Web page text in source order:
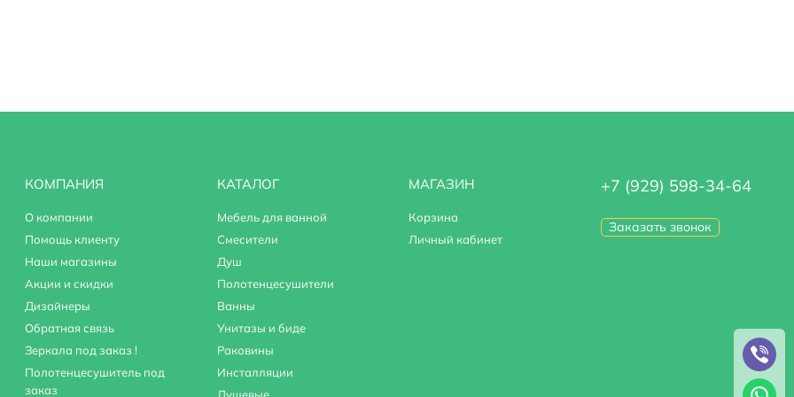
КОМПАНИЯ
О компании
Помощь клиенту
Наши магазины
Акции и скидки
Дизайнеры
Обратная связь
Зеркала под заказ !
Полотенцесушитель под
заказ
КАТАЛОГ
Мебель для ванной
Смесители
Душ
Полотенцесушители
Ванны
Унитазы и биде
Раковины
Инсталляции
МАГАЗИН
Корзина
Личный кабинет
+7 (929) 598-34-64
Заказать звонок